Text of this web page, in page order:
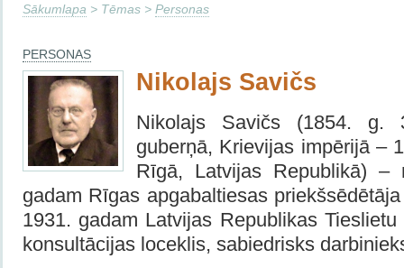
Sākumlapa > Tēmas > Personas
PERSONAS
Nikolajs Savičs
Nikolajs Savičs (1854. g.
guberņā, Krievijas impērijā –
Rīgā, Latvijas Republikā)
gadam Rīgas apgabaltiesas
1931. gadam Latvijas Republikas
konsultācijas loceklis, sabiedrisks